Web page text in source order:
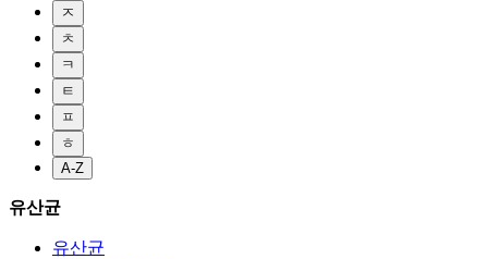
ㅈ
ㅊ
ㅋ
ㅌ
ㅍ
ㅎ
A-Z
유산균
유산균